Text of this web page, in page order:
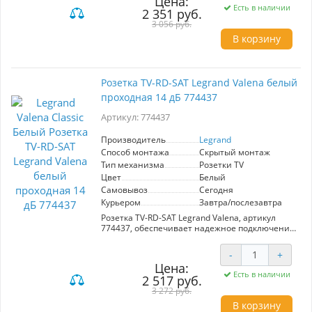
частотный диапазон до 2400 МГц. Идеально
подходит для современного интерьера,
обеспечивая стабильную передачу сигнала.
2 351 руб.
3 056 руб.
Есть в наличии
В корзину
Розетка TV-RD-SAT Legrand Valena белый
проходная 14 дБ 774437
Артикул: 774437
Производитель
Legrand
Способ монтажа
Скрытый монтаж
Тип механизма
Розетки TV
Цвет
Белый
Самовывоз
Сегодня
Курьером
Завтра/послезавтра
Розетка TV-RD-SAT Legrand Valena, артикул
774437, обеспечивает надежное подключение
сигнала. Проходная модель с усилением 14 дБ
подходит для интеграции в сложные системы.
Белый цвет и классический дизайн серии
Valena Classic легко вписываются в любой
интерьер. Надежное качество от Legrand
гарантирует долговечность и стабильность
Цена:
2 517 руб.
3 272 руб.
- +
Есть в наличии
В корзину